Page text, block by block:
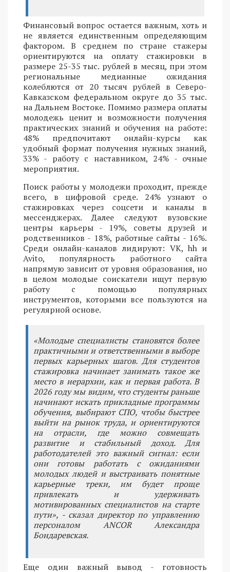
Финансовый вопрос остается важным, хоть и
не является единственным определяющим
фактором. В среднем по стране стажеры
ориентируются на оплату стажировки в
размере 25-35 тыс. рублей в месяц, при этом
региональные медианные ожидания
колеблются от 20 тысяч рублей в Северо-
Кавказском федеральном округе до 35 тыс.
на Дальнем Востоке. Помимо размера оплаты
молодежь ценит и возможности получения
практических знаний и обучения на работе:
48% предпочитают онлайн-курсы как
удобный формат получения нужных знаний,
33% - работу с наставником, 24% - очные
мероприятия.
Поиск работы у молодежи проходит, прежде
всего, в цифровой среде. 24% узнают о
стажировках через соцсети и каналы в
мессенджерах. Далее следуют вузовские
центры карьеры - 19%, советы друзей и
родственников - 18%, работные сайты - 16%.
Среди онлайн-каналов лидируют: VK, hh и
Avito, популярность работного сайта
напрямую зависит от уровня образования, но
в целом молодые соискатели ищут первую
работу с помощью популярных
инструментов, которыми все пользуются на
регулярной основе.
«Молодые специалисты становятся более
практичными и ответственными в выборе
первых карьерных шагов. Для студентов
стажировка начинает занимать такое же
место в иерархии, как и первая работа. В
2026 году мы видим, что студенты раньше
начинают искать прикладные программы
обучения, выбирают СПО, чтобы быстрее
выйти на рынок труда, и ориентируются
на отрасли, где можно совмещать
развитие и стабильный доход. Для
работодателей это важный сигнал: если
они готовы работать с ожиданиями
молодых людей и выстраивать понятные
карьерные треки, им будет проще
привлекать и удерживать
мотивированных специалистов на старте
пути», - сказал директор по управлению
персоналом ANCOR Александра
Бондаревская.
Еще один важный вывод - готовность